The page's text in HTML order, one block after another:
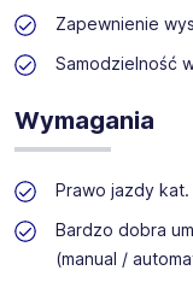
FLOW, która
parkowanie. W
liczba
Zapewnienie
Samodzielność
Wymagania
Prawo jazdy kat.
Bardzo dobra
(manual /